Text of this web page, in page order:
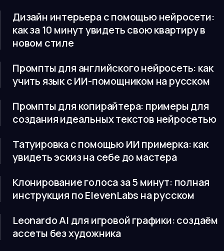
Дизайн интерьера с помощью нейросети:
как за 10 минут увидеть свою квартиру в
новом стиле
Промпты для английского нейросеть: как
учить язык с ИИ-помощником на русском
Промпты для копирайтера: примеры для
создания идеальных текстов нейросетью
Татуировка с помощью ИИ примерка: как
увидеть эскиз на себе до мастера
Клонирование голоса за 5 минут: полная
инструкция по ElevenLabs на русском
Leonardo AI для игровой графики: создаём
ассеты без художника